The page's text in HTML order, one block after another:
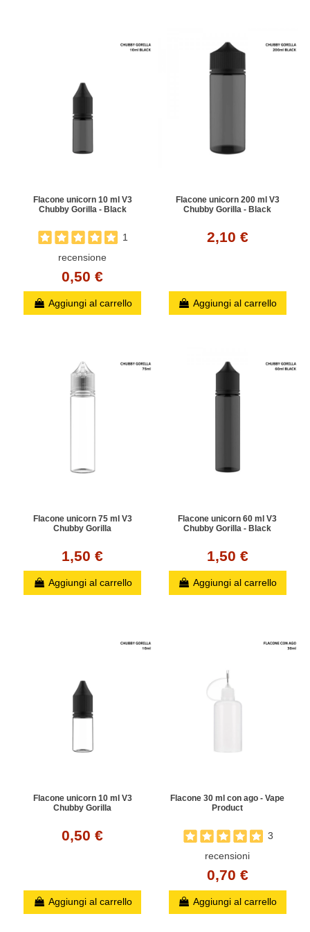
Flacone unicorn 10 ml V3
Chubby Gorilla - Black
1
recensione
0,50 €
Aggiungi al carrello
Flacone unicorn 200 ml V3
Chubby Gorilla - Black
2,10 €
Aggiungi al carrello
Flacone unicorn 75 ml V3
Chubby Gorilla
1,50 €
Aggiungi al carrello
Flacone unicorn 60 ml V3
Chubby Gorilla - Black
1,50 €
Aggiungi al carrello
Flacone unicorn 10 ml V3
Chubby Gorilla
0,50 €
Aggiungi al carrello
Flacone 30 ml con ago - Vape
Product
3
recensioni
0,70 €
Aggiungi al carrello